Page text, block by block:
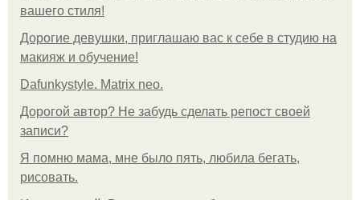
вашего стиля!
Дорогие девушки, приглашаю вас к себе в студию на
макияж и обучение!
Dafunkystyle. Matrix neo.
Дорогой автор? Не забудь сделать репост своей
записи?
Я помню мама, мне было пять, любила бегать,
рисовать.